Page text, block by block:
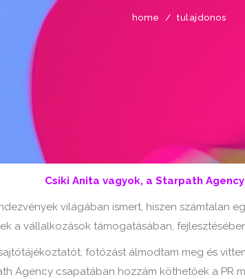
home / tulajdonos
Csiki Anita vagyok, a Starpath
világában ismert, hiszen számtalan
a vállalkozások támogatásában,
fotózást álmodtam meg és
Agency csapatában hozzám köthetőek a PR